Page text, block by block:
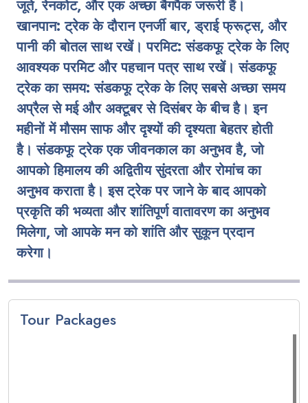
जूते, रेनकोट, और एक अच्छा बैगपैक जरूरी हैं।
खानपान: ट्रेक के दौरान एनर्जी बार, ड्राई फ्रूट्स, और
पानी की बोतल साथ रखें। परमिट: संडकफू ट्रेक के लिए
आवश्यक परमिट और पहचान पत्र साथ रखें। संडकफू
ट्रेक का समय: संडकफू ट्रेक के लिए सबसे अच्छा समय
अप्रैल से मई और अक्टूबर से दिसंबर के बीच है। इन
महीनों में मौसम साफ और दृश्यों की दृश्यता बेहतर होती
है। संडकफू ट्रेक एक जीवनकाल का अनुभव है, जो
आपको हिमालय की अद्वितीय सुंदरता और रोमांच का
अनुभव कराता है। इस ट्रेक पर जाने के बाद आपको
प्रकृति की भव्यता और शांतिपूर्ण वातावरण का अनुभव
मिलेगा, जो आपके मन को शांति और सुकून प्रदान
करेगा।
Tour Packages